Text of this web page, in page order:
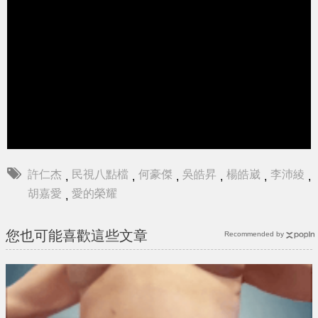
許仁杰 , 民視八點檔 , 何豪傑 , 吳皓昇 , 楊皓崴 , 李沛綾 ,
胡嘉愛 , 愛的榮耀
您也可能喜歡這些文章 Recommended by